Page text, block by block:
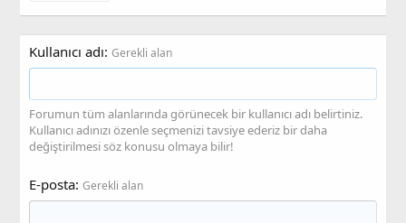
Kullanıcı adı Gerekli alan
Forumun tüm alanlarında görünecek bir kullanıcı adı belirtiniz.
Kullanıcı adınızı özenle seçmenizi tavsiye ederiz bir daha
değiştirilmesi söz konusu olmaya bilir!
E-posta Gerekli alan